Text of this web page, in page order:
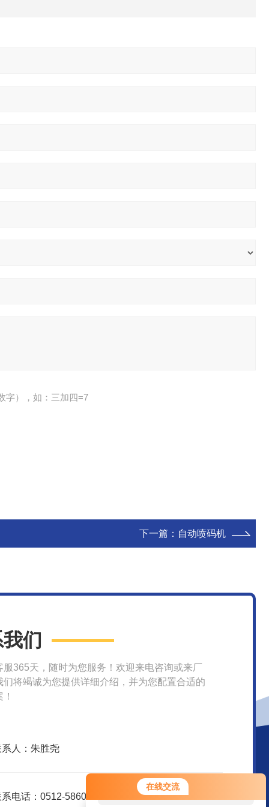
在线交流
您好！欢迎前来咨询，很高兴为您
服务，请问您要咨询什么问题呢？
字），如：三加四=7
下一篇： 自动喷码机
们
服365天，随时为您服务！欢迎来电咨询或来厂
们将竭诚为您提供详细介绍，并为您配置合适的
人：朱胜尧
电话：0512-58609580